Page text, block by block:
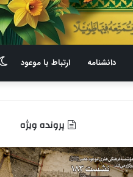
دانشنامه ارتباط با موعود
پرونده ویژه